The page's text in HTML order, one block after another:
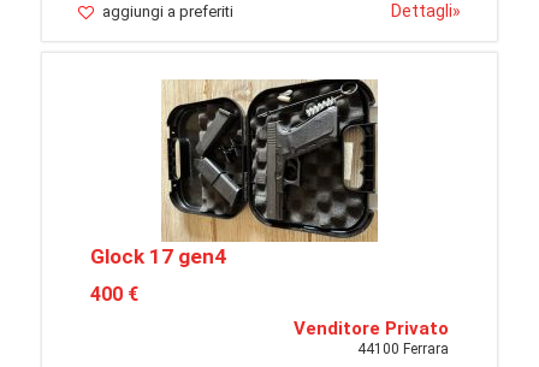
aggiungi a preferiti Dettagli»
Glock 17 gen4
400 €
Venditore Privato
44100 Ferrara